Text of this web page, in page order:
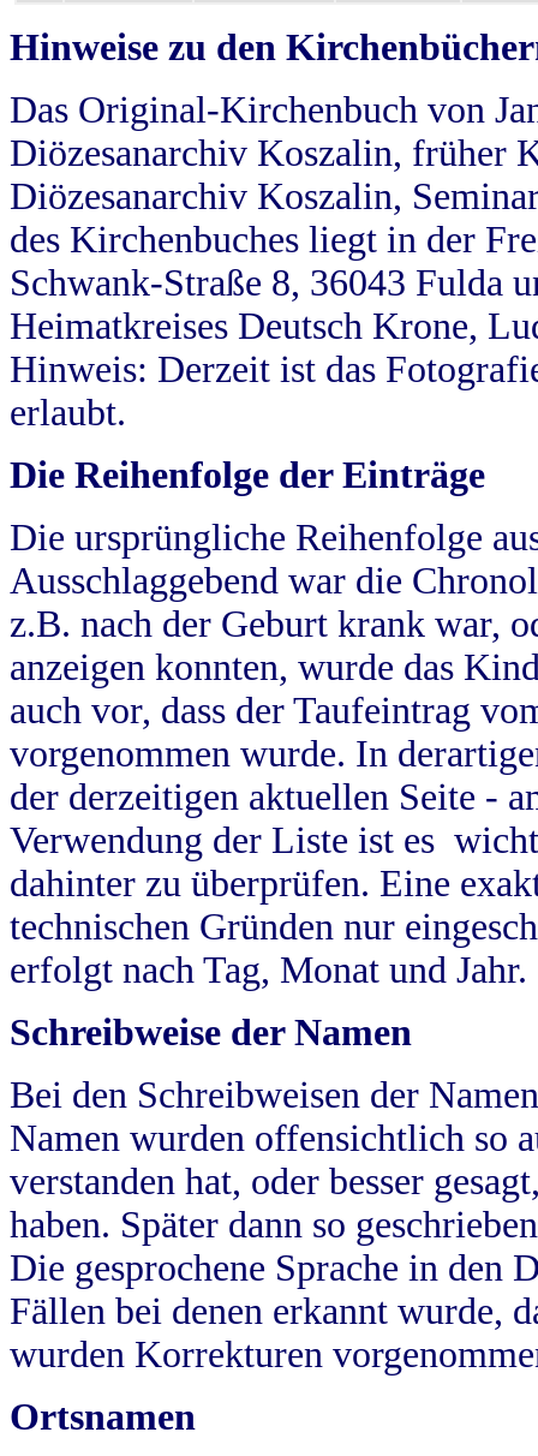
Hinweise zu den
Das Original-Kirchenbuch von
Diözesanarchiv Koszalin, früher
Diözesanarchiv Koszalin,
des Kirchenbuches liegt in der
Schwank-Straße 8, 36043 Fulda
Heimatkreises Deutsch Krone,
Hinweis: Derzeit ist das
erlaubt.
Die Reihenfolge der Einträge
Die ursprüngliche Reihenfolge
Ausschlaggebend war die
z.B. nach der Geburt krank war,
anzeigen konnten, wurde das
auch vor, dass der Taufeintrag
vorgenommen wurde. In
der derzeitigen aktuellen Seite -
Verwendung der Liste ist es
dahinter zu überprüfen. Eine
technischen Gründen nur
erfolgt nach Tag, Monat und Jahr.
Schreibweise der Namen
Bei den Schreibweisen der
Namen wurden offensichtlich so
verstanden hat, oder besser
haben. Später dann so
Die gesprochene Sprache in
Fällen bei denen erkannt wurde,
wurden Korrekturen
Ortsnamen